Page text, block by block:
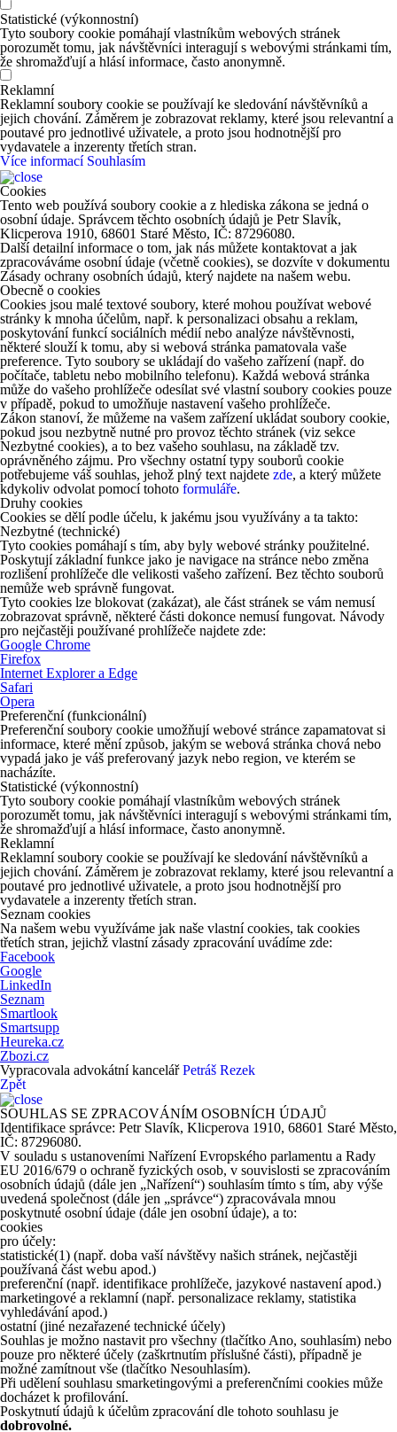
Statistické (výkonnostní)
Tyto soubory cookie pomáhají vlastníkům webových stránek
porozumět tomu, jak návštěvníci interagují s webovými stránkami tím,
že shromažďují a hlásí informace, často anonymně.
Reklamní
Reklamní soubory cookie se používají ke sledování návštěvníků a
jejich chování. Záměrem je zobrazovat reklamy, které jsou relevantní a
poutavé pro jednotlivé uživatele, a proto jsou hodnotnější pro
vydavatele a inzerenty třetích stran.
Více informací Souhlasím
Cookies
Tento web používá soubory cookie a z hlediska zákona se jedná o
osobní údaje. Správcem těchto osobních údajů je Petr Slavík,
Klicperova 1910, 68601 Staré Město, IČ: 87296080.
Další detailní informace o tom, jak nás můžete kontaktovat a jak
zpracováváme osobní údaje (včetně cookies), se dozvíte v dokumentu
Zásady ochrany osobních údajů, který najdete na našem webu.
Obecně o cookies
Cookies jsou malé textové soubory, které mohou používat webové
stránky k mnoha účelům, např. k personalizaci obsahu a reklam,
poskytování funkcí sociálních médií nebo analýze návštěvnosti,
některé slouží k tomu, aby si webová stránka pamatovala vaše
preference. Tyto soubory se ukládají do vašeho zařízení (např. do
počítače, tabletu nebo mobilního telefonu). Každá webová stránka
může do vašeho prohlížeče odesílat své vlastní soubory cookies pouze
v případě, pokud to umožňuje nastavení vašeho prohlížeče.
Zákon stanoví, že můžeme na vašem zařízení ukládat soubory cookie,
pokud jsou nezbytně nutné pro provoz těchto stránek (viz sekce
Nezbytné cookies), a to bez vašeho souhlasu, na základě tzv.
oprávněného zájmu. Pro všechny ostatní typy souborů cookie
potřebujeme váš souhlas, jehož plný text najdete zde, a který můžete
kdykoliv odvolat pomocí tohoto formuláře.
Druhy cookies
Cookies se dělí podle účelu, k jakému jsou využívány a ta takto:
Nezbytné (technické)
Tyto cookies pomáhají s tím, aby byly webové stránky použitelné.
Poskytují základní funkce jako je navigace na stránce nebo změna
rozlišení prohlížeče dle velikosti vašeho zařízení. Bez těchto souborů
nemůže web správně fungovat.
Tyto cookies lze blokovat (zakázat), ale část stránek se vám nemusí
zobrazovat správně, některé části dokonce nemusí fungovat. Návody
pro nejčastěji používané prohlížeče najdete zde:
Google Chrome
Firefox
Internet Explorer a Edge
Safari
Opera
Preferenční (funkcionální)
Preferenční soubory cookie umožňují webové stránce zapamatovat si
informace, které mění způsob, jakým se webová stránka chová nebo
vypadá jako je váš preferovaný jazyk nebo region, ve kterém se
nacházíte.
Statistické (výkonnostní)
Tyto soubory cookie pomáhají vlastníkům webových stránek
porozumět tomu, jak návštěvníci interagují s webovými stránkami tím,
že shromažďují a hlásí informace, často anonymně.
Reklamní
Reklamní soubory cookie se používají ke sledování návštěvníků a
jejich chování. Záměrem je zobrazovat reklamy, které jsou relevantní a
poutavé pro jednotlivé uživatele, a proto jsou hodnotnější pro
vydavatele a inzerenty třetích stran.
Seznam cookies
Na našem webu využíváme jak naše vlastní cookies, tak cookies
třetích stran, jejichž vlastní zásady zpracování uvádíme zde:
Facebook
Google
LinkedIn
Seznam
Smartlook
Smartsupp
Heureka.cz
Zbozi.cz
Vypracovala advokátní kancelářPetráš Rezek
Zpět
SOUHLAS SE ZPRACOVÁNÍM OSOBNÍCH ÚDAJŮ
Identifikace správce: Petr Slavík, Klicperova 1910, 68601 Staré Město,
IČ: 87296080.
V souladu s ustanoveními Nařízení Evropského parlamentu a Rady
EU 2016/679 o ochraně fyzických osob, v souvislosti se zpracováním
osobních údajů (dále jen „Nařízení“) souhlasím tímto s tím, aby výše
uvedená společnost (dále jen „správce“) zpracovávala mnou
poskytnuté osobní údaje (dále jen osobní údaje), a to:
cookies
pro účely:
statistické(1) (např. doba vaší návštěvy našich stránek, nejčastěji
používaná část webu apod.)
preferenční (např. identifikace prohlížeče, jazykové nastavení apod.)
marketingové a reklamní (např. personalizace reklamy, statistika
vyhledávání apod.)
ostatní (jiné nezařazené technické účely)
Souhlas je možno nastavit pro všechny (tlačítko Ano, souhlasím) nebo
pouze pro některé účely (zaškrtnutím příslušné části), případně je
možné zamítnout vše (tlačítko Nesouhlasím).
Při udělení souhlasu smarketingovými a preferenčními cookies může
docházet k profilování.
Poskytnutí údajů k účelům zpracování dle tohoto souhlasu je
dobrovolné.